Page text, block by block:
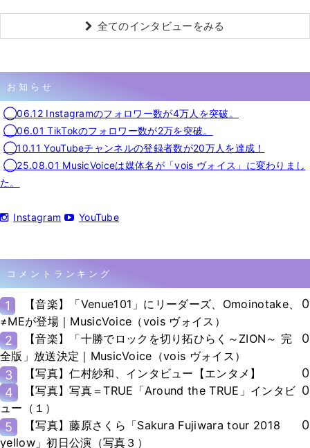
全てのインタビューをみる
お知らせ
◯06.12 Instagramのフォロワー数が4万人を突破。
◯06.01 TikTokのフォロワー数が2万を突破。
◯10.11 YouTubeチャンネルの登録者数が20万人を達成！
◯25.08.01 MusicVoiceは媒体名が「vois ヴォイス」に変わりまし
た。
Instagram YouTube
コメントランキング
1
【音楽】「Venue101」にリーダーズ、Omoinotake、
≠MEが登場｜MusicVoice（vois ヴォイス）
0
2
【音楽】「十勝でロックを切り拓ひらく～ZION～ 完
全版」放送決定｜MusicVoice（vois ヴォイス）
0
3 【写真】仁村紗和、インタビュー【エンタメ】
0
4
【写真】写真＝TRUE「Around the TRUE」インタビ
ュー（１）
0
5
【写真】藤原さくら「Sakura Fujiwara tour 2018
yellow」初日公演（写真３）
0